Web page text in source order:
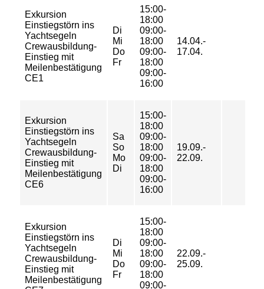
Exkursion
Einstiegstörn ins
Yachtsegeln
Crewausbildung-
Einstieg mit
Meilenbestätigung
CE1
Di
Mi
Do
Fr
15:00-
18:00
09:00-
18:00
09:00-
18:00
09:00-
16:00
14.04.-
17.04.
Exkursion
Einstiegstörn ins
Yachtsegeln
Crewausbildung-
Einstieg mit
Meilenbestätigung
CE6
Sa
So
Mo
Di
15:00-
18:00
09:00-
18:00
09:00-
18:00
09:00-
16:00
19.09.-
22.09.
Exkursion
Einstiegstörn ins
Yachtsegeln
Crewausbildung-
Einstieg mit
Meilenbestätigung
Di
Mi
Do
Fr
15:00-
18:00
09:00-
18:00
09:00-
18:00
09:00-
22.09.-
25.09.